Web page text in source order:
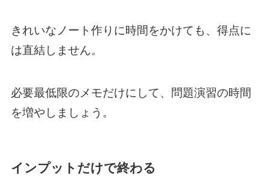
きれいなノート作りに時間をかけても、得点に
は直結しません。
必要最低限のメモだけにして、問題演習の時間
を増やしましょう。
インプットだけで終わる